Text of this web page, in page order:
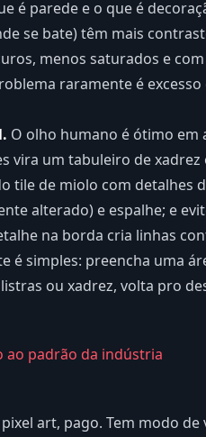
é parede e o que é
se bate) têm mais
menos saturados e
raramente é
O olho humano é ótimo em
vira um tabuleiro de xadrez
tile de miolo com detalhes
alterado) e espalhe; e
na borda cria linhas
é simples: preencha uma
ou xadrez, volta pro
ao padrão da indústria
art, pago. Tem modo